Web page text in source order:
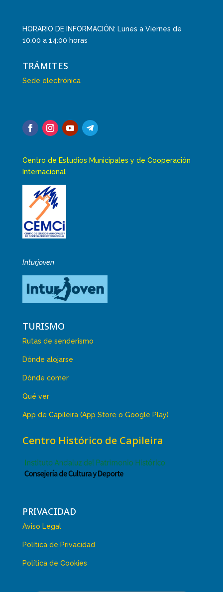
HORARIO DE INFORMACIÓN: Lunes a Viernes de
10:00 a 14:00 horas
TRÁMITES
Sede electrónica
Centro de Estudios Municipales y de Cooperación
Internacional
Inturjoven
TURISMO
Rutas de senderismo
Dónde alojarse
Dónde comer
Qué ver
App de Capileira (App Store o Google Play)
Centro Histórico de Capileira
PRIVACIDAD
Aviso Legal
Política de Privacidad
Política de Cookies